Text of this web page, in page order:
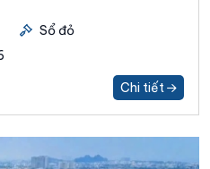
Sổ đỏ
Chi tiết